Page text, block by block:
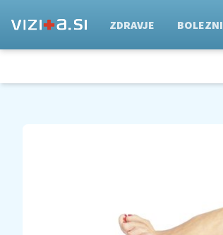
ZDRAVJE BOLEZNI